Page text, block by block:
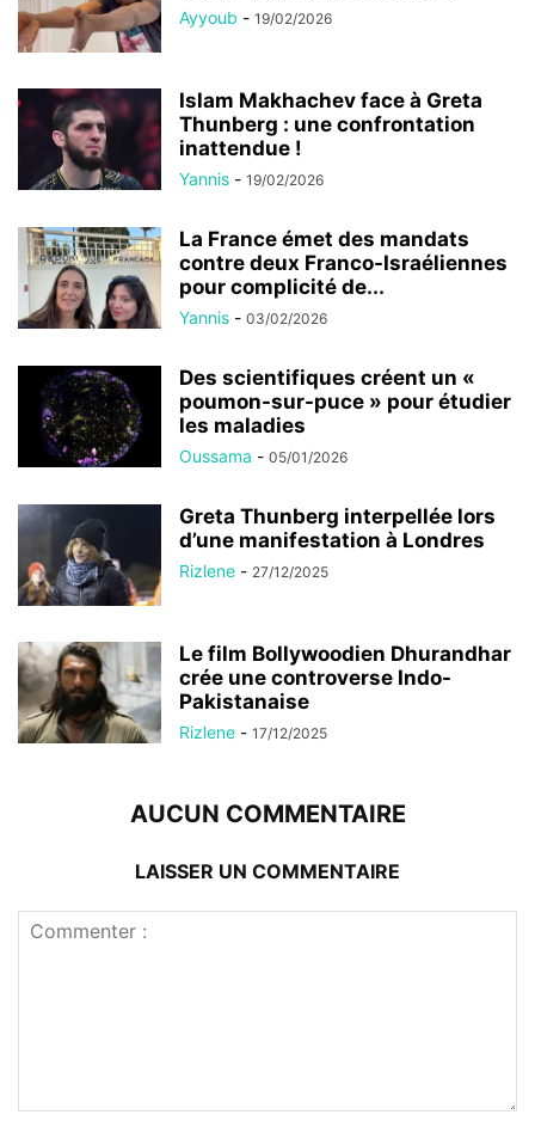
Ayyoub - 19/02/2026
Islam Makhachev face à Greta
Thunberg : une confrontation
inattendue !
Yannis - 19/02/2026
La France émet des mandats
contre deux Franco-Israéliennes
pour complicité de...
Yannis - 03/02/2026
Des scientifiques créent un «
poumon-sur-puce » pour étudier
les maladies
Oussama - 05/01/2026
Greta Thunberg interpellée lors
d’une manifestation à Londres
Rizlene - 27/12/2025
Le film Bollywoodien Dhurandhar
crée une controverse Indo-
Pakistanaise
Rizlene - 17/12/2025
AUCUN COMMENTAIRE
LAISSER UN COMMENTAIRE